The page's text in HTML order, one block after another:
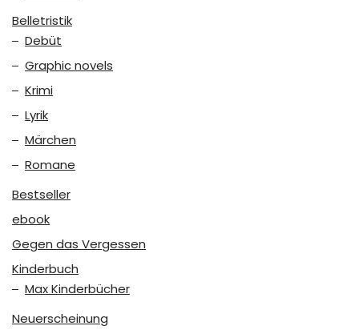
Belletristik
Debüt
Graphic novels
Krimi
Lyrik
Märchen
Romane
Bestseller
ebook
Gegen das Vergessen
Kinderbuch
Max Kinderbücher
Neuerscheinung